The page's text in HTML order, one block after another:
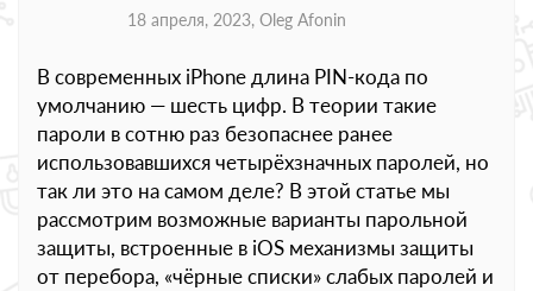
18 апреля, 2023, Oleg Afonin
В современных iPhone длина PIN-кода по
умолчанию — шесть цифр. В теории такие
пароли в сотню раз безопаснее ранее
использовавшихся четырёхзначных паролей, но
так ли это на самом деле? В этой статье мы
рассмотрим возможные варианты парольной
защиты, встроенные в iOS механизмы защиты
от перебора, «чёрные списки» слабых паролей и